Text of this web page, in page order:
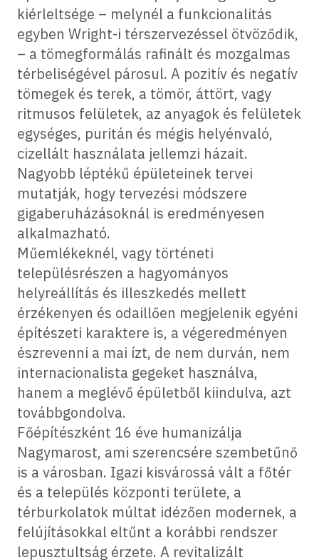
kiérleltsége – melynél a funkcionalitás
egyben Wright-i térszervezéssel ötvöződik,
– a tömegformálás rafinált és mozgalmas
térbeliségével párosul. A pozitív és negatív
tömegek és terek, a tömör, áttört, vagy
ritmusos felületek, az anyagok és felületek
egységes, puritán és mégis helyénvaló,
cizellált használata jellemzi házait.
Nagyobb léptékű épületeinek tervei
mutatják, hogy tervezési módszere
gigaberuházásoknál is eredményesen
alkalmazható.
Műemlékeknél, vagy történeti
településrészen a hagyományos
helyreállítás és illeszkedés mellett
érzékenyen és odaillően megjelenik egyéni
építészeti karaktere is, a végeredményen
észrevenni a mai ízt, de nem durván, nem
internacionalista gegeket használva,
hanem a meglévő épületből kiindulva, azt
továbbgondolva.
Főépítészként 16 éve humanizálja
Nagymarost, ami szerencsére szembetűnő
is a városban. Igazi kisvárossá vált a főtér
és a település központi területe, a
térburkolatok múltat idézően modernek, a
felújításokkal eltűnt a korábbi rendszer
lepusztultság érzete. A revitalizált